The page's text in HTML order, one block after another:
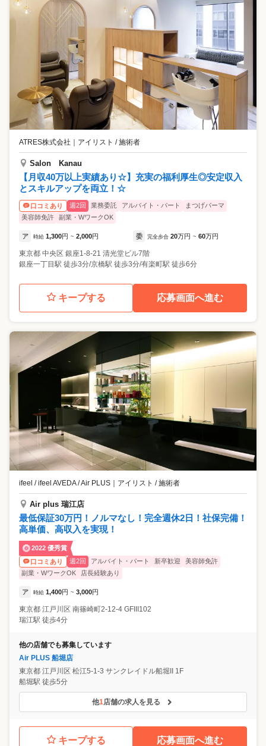
ATRES株式会社 ｜ アイリスト / 施術者
Salon Kanau
【月収40万以上実績あり☆】充実の福利厚生◎安定収入
とスキルアップを両立！☆
口コミあり 週2回 業務委託 アルバイト・パート
まつげパーマ
美容師免許
副業・WワークOK
ア 時給 1,300円 ~ 2,000円 委 完全歩合 20万円 ~ 60万円
東京都 中央区 銀座1-8-21 清光堂ビル7階
銀座一丁目駅 徒歩3分/京橋駅 徒歩3分/有楽町駅 徒歩6分
キープする 応募画面へ進む
ifeel / ifeel AVEDA / Air PLUS アイリスト / 施術者
Air plus 瑞江店
最低保証30万円！ノルマなし！完全週休2日！社保完備！
高単価、高収入を実現！
2022 優秀賞
口コミあり
週2回 アルバイト・パート 新卒歓迎
美容師免許
副業・WワークOK
店長経験あり
ア 時給 1,400円 ~ 3,000円
東京都 江戸川区 南篠崎町2-12-4 GFIII102
瑞江駅 徒歩4分
他の店舗でも募集しています
Air PLUS 船堀店
東京都 江戸川区 松江5-1-3 サンクレイドル船堀II 1F
船堀駅 徒歩5分
他1店舗の求人を見る
キープする 応募画面へ進む